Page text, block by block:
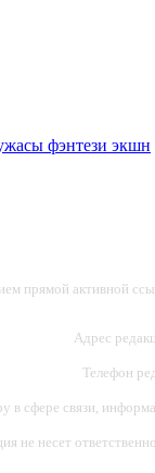
фэнтези экшн
прямой активной
Адрес
Телефон
связи,
не несет